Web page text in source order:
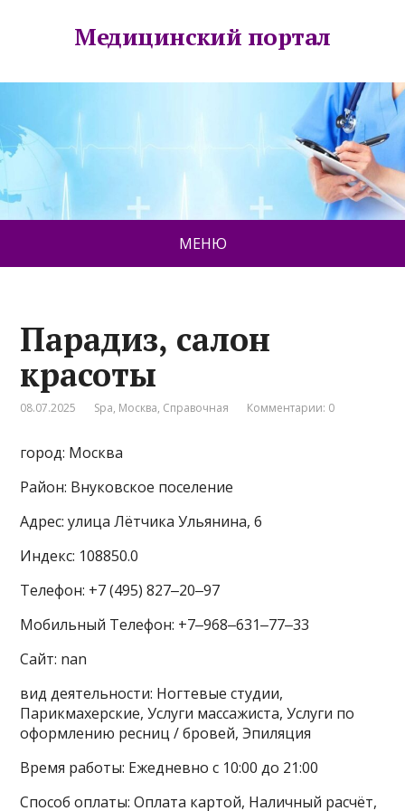
Медицинский портал
МЕНЮ
Парадиз, салон
красоты
08.07.2025 Spa, Москва, Справочная Комментарии: 0
город: Москва
Район: Внуковское поселение
Адрес: улица Лётчика Ульянина, 6
Индекс: 108850.0
Телефон: +7 (495) 827‒20‒97
Мобильный Телефон: +7‒968‒631‒77‒33
Сайт: nan
вид деятельности: Ногтевые студии,
Парикмахерские, Услуги массажиста, Услуги по
оформлению ресниц / бровей, Эпиляция
Время работы: Ежедневно с 10:00 до 21:00
Способ оплаты: Оплата картой, Наличный расчёт,